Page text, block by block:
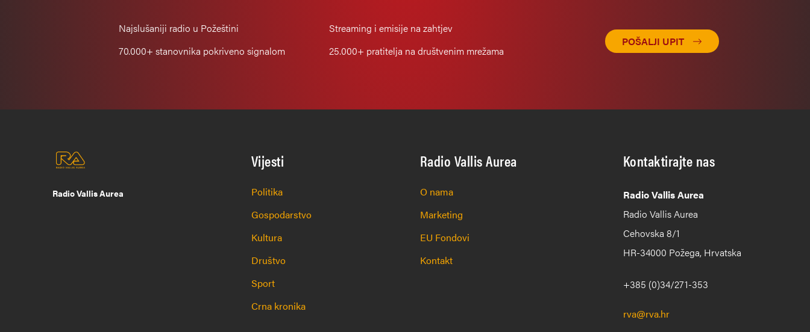
Najslušaniji radio u Požeštini
Streaming i emisije na zahtjev
70.000+ stanovnika pokriveno signalom 25.000+ pratitelja na društvenim mrežama
POŠALJI UPIT
Radio Vallis Aurea
Vijesti
Politika
Gospodarstvo
Kultura
Društvo
Sport
Crna kronika
Radio Vallis Aurea
O nama
Marketing
EU Fondovi
Kontakt
Kontaktirajte nas
Radio Vallis Aurea
Radio Vallis Aurea
Cehovska 8/1
HR-34000 Požega, Hrvatska
+385 (0)34/271-353
rva@rva.hr